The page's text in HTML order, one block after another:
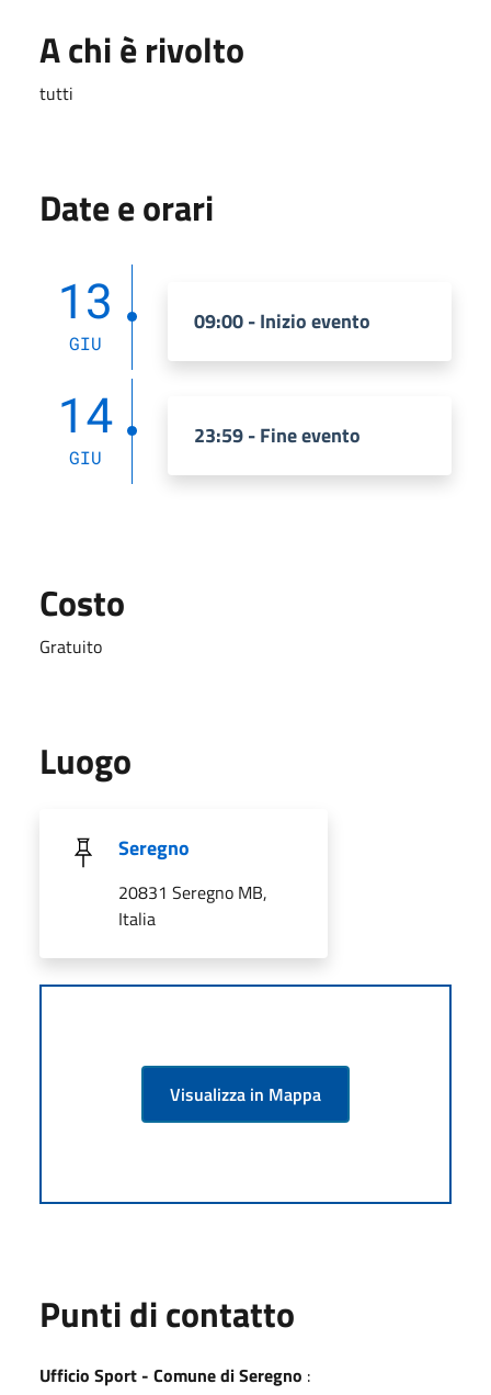
A chi è rivolto
tutti
Date e orari
13
GIU
09:00 - Inizio evento
14
GIU
23:59 - Fine evento
Costo
Gratuito
Luogo
Seregno
20831 Seregno MB,
Italia
Visualizza in Mappa
Punti di contatto
Ufficio Sport - Comune di Seregno :